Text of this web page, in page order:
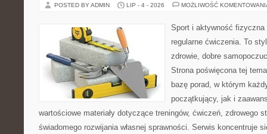
POSTED BY ADMIN LIP - 4 - 2026 MOŻLIWOŚĆ
Sport i aktywność
regularne ćwiczenia. To
zdrowie, dobre
Strona poświęcona tej
bazę porad, w którym
początkujący, jak i
wartościowe materiały dotyczące treningów, ćwiczeń, zdrowego
świadomego rozwijania własnej sprawności. Serwis koncentruje